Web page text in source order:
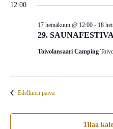
for
heinäkuun,
2026
12:00
29.
17 heinäkuun @ 12:00- 18
Toivolansaari Camping
Edellinen päivä
Tilaa